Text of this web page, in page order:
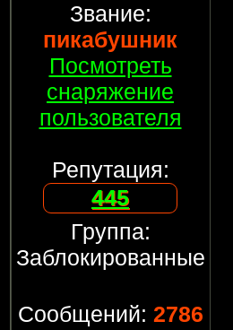
Звание:
пикабушник
Посмотреть
снаряжение
пользователя
Репутация:
445
Группа:
Заблокированные
Сообщений: 2786